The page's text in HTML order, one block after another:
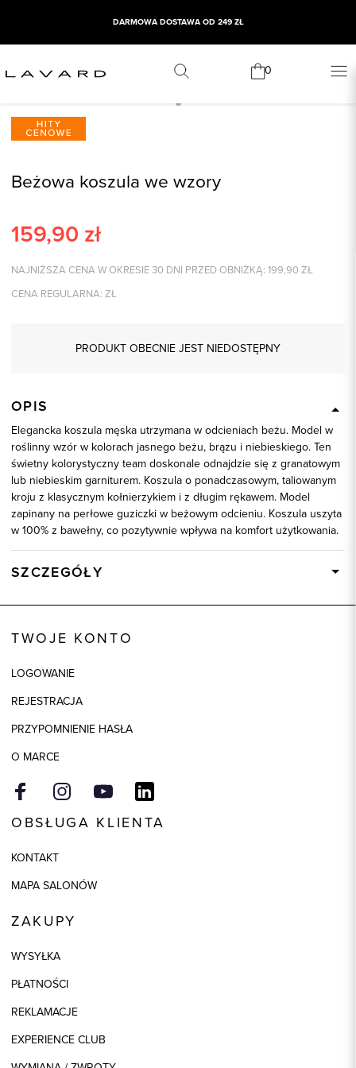
DARMOWA DOSTAWA OD 249 ZŁ
0
Beżowa koszula we wzory
159,90 zł
NAJNIŻSZA CENA W OKRESIE 30 DNI PRZED OBNIŻKĄ: 199,90 ZŁ
CENA REGULARNA: ZŁ
PRODUKT OBECNIE JEST NIEDOSTĘPNY
OPIS
Elegancka koszula męska utrzymana w odcieniach beżu. Model w
roślinny wzór w kolorach jasnego beżu, brązu i niebieskiego. Ten
świetny kolorystyczny team doskonale odnajdzie się z granatowym
lub niebieskim garniturem. Koszula o ponadczasowym, taliowanym
kroju z klasycznym kołnierzykiem i z długim rękawem. Model
zapinany na perłowe guziczki w beżowym odcieniu. Koszula uszyta
w 100% z bawełny, co pozytywnie wpływa na komfort użytkowania.
SZCZEGÓŁY
Skład tkaniny
Model
TWOJE KONTO
LOGOWANIE
REJESTRACJA
PRZYPOMNIENIE HASŁA
O MARCE
OBSŁUGA KLIENTA
KONTAKT
MAPA SALONÓW
ZAKUPY
WYSYŁKA
PŁATNOŚCI
REKLAMACJE
EXPERIENCE CLUB